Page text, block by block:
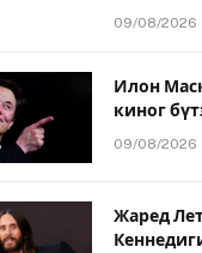
09/08/2026
Илон
киног
09/08/2026
Жаред